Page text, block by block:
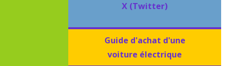
X (Twitter)
Guide d'achat d'une
voiture électrique